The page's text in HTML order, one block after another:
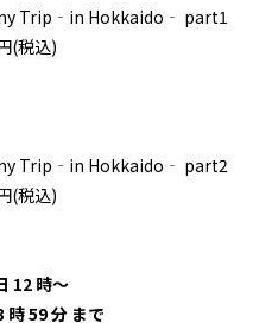
Trip‐in Hokkaido‐ part1
(税込)
Trip‐in Hokkaido‐ part2
(税込)
12 時～
時 59 分 まで